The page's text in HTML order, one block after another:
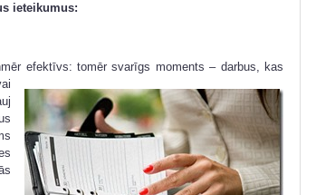
ieteikumus:
efektīvs: tomēr svarīgs moments – darbus, kas